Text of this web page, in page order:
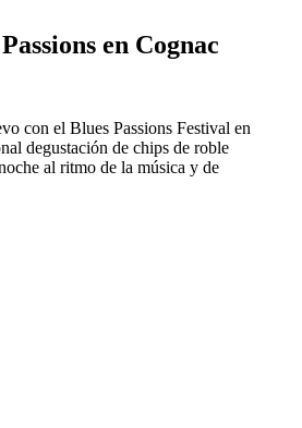
en Cognac
con el Blues Passions Festival en
degustación de chips de roble
al ritmo de la música y de